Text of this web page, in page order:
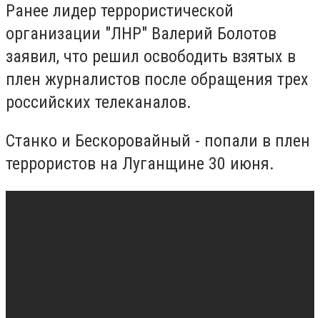
Ранее лидер террористической
организации "ЛНР" Валерий Болотов
заявил, что решил освободить взятых в
плен журналистов после обращения трех
российских телеканалов.
Станко и Бескоровайный - попали в плен
террористов на Луганщине 30 июня.